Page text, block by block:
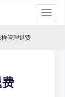
管理退费
费